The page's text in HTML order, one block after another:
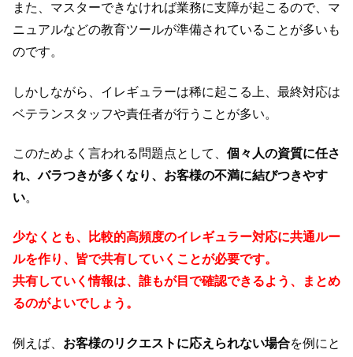
また、マスターできなければ業務に支障が起こるので、マ
ニュアルなどの教育ツールが準備されていることが多いも
のです。
しかしながら、イレギュラーは稀に起こる上、最終対応は
ベテランスタッフや責任者が行うことが多い。
このためよく言われる問題点として、 個々人の資質に任さ
れ、バラつきが多くなり、お客様の不満に結びつきやす
い。
少なくとも、比較的高頻度のイレギュラー対応に共通ルー
ルを作り、皆で共有していくことが必要です。
共有していく情報は、誰もが目で確認できるよう、まとめ
るのがよいでしょう。
例えば、 お客様のリクエストに応えられない場合を例にと